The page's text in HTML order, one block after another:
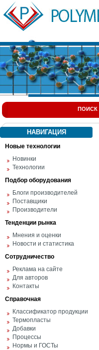
ПОИСК
НАВИГАЦИЯ
Новые технологии
Новинки
Технологии
Подбор оборудования
Блоги производителей
Поставщики
Производители
Тенденции рынка
Мнения и оценки
Новости и статистика
Сотрудничество
Реклама на сайте
Для авторов
Контакты
Справочная
Классификатор продукции
Термопласты
Добавки
Процессы
Нормы и ГОСТы